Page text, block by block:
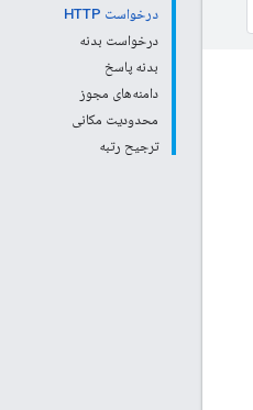
درخواست HTTP
درخواست بدنه
بدنه پاسخ
دامنه‌های مجوز
محدودیت مکانی
ترجیح رتبه